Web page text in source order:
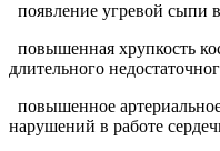
появление угревой сыпи
повышенная хрупкость
длительного
повышенное
нарушений в работе